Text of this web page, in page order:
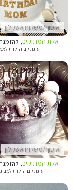
איסוף/משלוח אשקלון
אלת המתוקים,
עוגת יום הולדת
איסוף/משלוח אשקלון
אלת המתוקים
אלת המתוקים,
עוגת יום הולדת